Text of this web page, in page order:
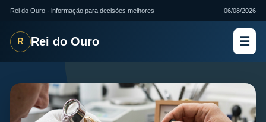
Rei do Ouro · informação para decisões melhores 06/08/2026
R Rei do Ouro ☰